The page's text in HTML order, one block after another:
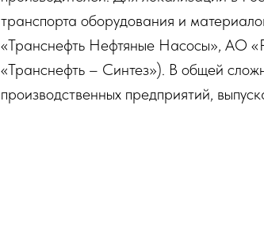
транспорта оборудования и
«Транснефть Нефтяные Насосы», АО
«Транснефть – Синтез»). В общей
производственных предприятий,